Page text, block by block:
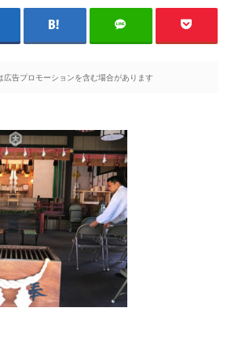
広告プロモーションを含む場合があります